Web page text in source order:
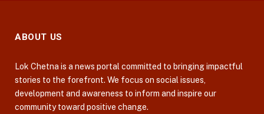
ABOUT US
Lok Chetna is a news portal committed to bringing impactful
stories to the forefront. We focus on social issues,
development and awareness to inform and inspire our
community toward positive change.